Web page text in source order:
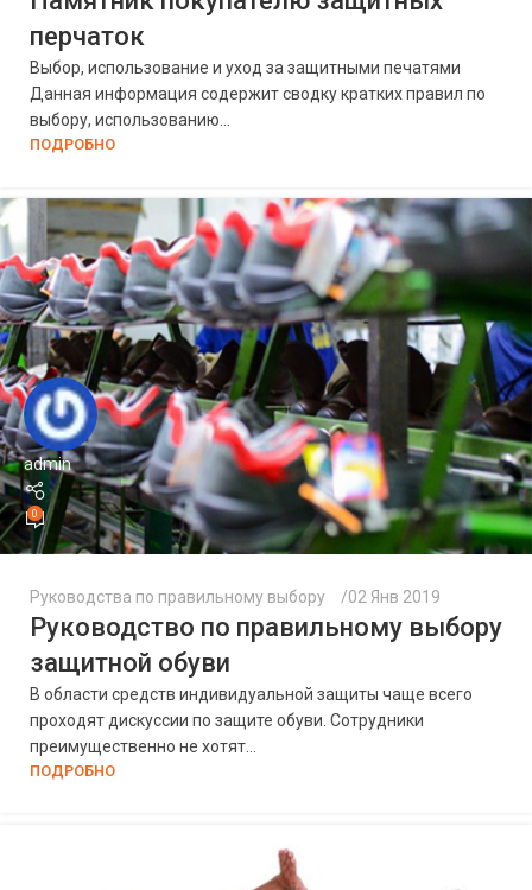
перчаток
Выбор, использование и уход за защитными печатями
Данная информация содержит сводку кратких правил по
выбору, использованию...
ПОДРОБНО
admin
0
Руководства по правильному выбору 02 Янв 2019
Руководство по правильному выбору
защитной обуви
В области средств индивидуальной защиты чаще всего
проходят дискуссии по защите обуви. Сотрудники
преимущественно не хотят...
ПОДРОБНО